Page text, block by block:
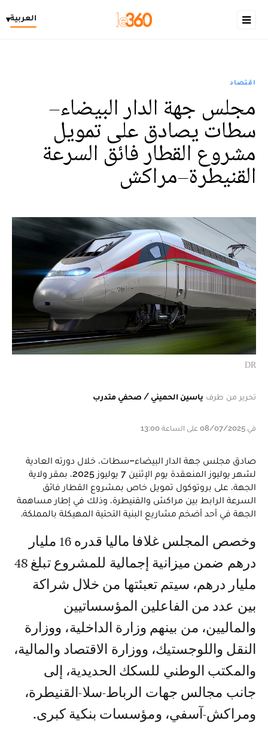
العربية▾
اقتصاد
مجلس جهة الدار البيضاء–
سطات يصادق على تمويل
مشروع القطار فائق السرعة
القنيطرة–مراكش
DR
تحرير من طرف ياسين الحميني / صحفي متدرب
في 08/07/2025 على الساعة 13:00
صادق مجلس جهة الدار البيضاء–سطات، خلال دورته العادية
لشهر يوليوز المنعقدة يوم الإثنين 7 يوليوز 2025، بمقر ولاية
الجهة، على بروتوكول تمويل خاص بمشروع القطار فائق
السرعة الرابط بين مراكش والقنيطرة، وذلك في إطار مساهمة
الجهة في أحد أضخم مشاريع البنية التحتية المهيكلة بالمملكة.
وخصص المجلس غلافا ماليا قدره 16 مليار
درهم ضمن ميزانية إجمالية للمشروع تبلغ 48
مليار درهم، سيتم تعبئتها من خلال شراكة
بين عدد من الفاعلين المؤسساتيين
والماليين، من بينهم وزارة الداخلية، ووزارة
النقل واللوجستيك، ووزارة الاقتصاد والمالية،
والمكتب الوطني للسكك الحديدية، إلى
جانب مجالس جهات الرباط-سلا-القنيطرة،
ومراكش-آسفي، ومؤسسات بنكية كبرى.